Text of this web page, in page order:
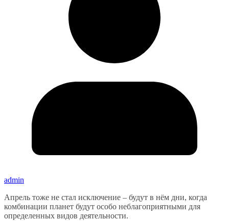
admin
Апрель тоже не стал исключение – будут в нём дни, когда
комбинации планет будут особо неблагоприятными для
определенных видов деятельности.